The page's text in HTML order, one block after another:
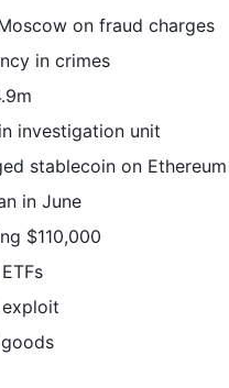
on fraud charges
in crimes
investigation unit
stablecoin on Ethereum
in June
$110,000